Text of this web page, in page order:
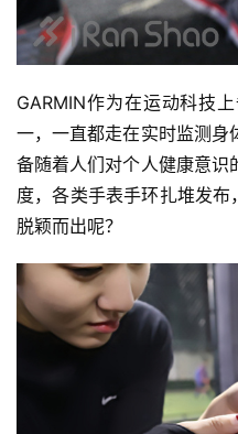
GARMIN作为在运动科技
一，一直都走在实时监测身
备随着人们对个人健康意识
度，各类手表手环扎堆发布
脱颖而出呢？